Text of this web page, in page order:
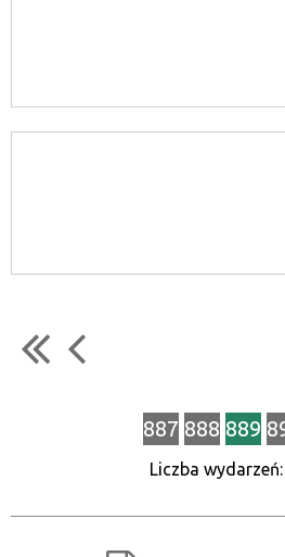
887 888 889
Liczba wydarzeń: